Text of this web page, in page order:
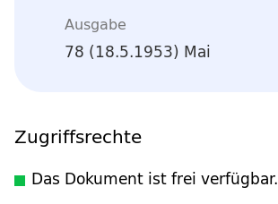
Ausgabe
78 (18.5.1953) Mai
Zugriffsrechte
Das Dokument ist frei verfügbar.